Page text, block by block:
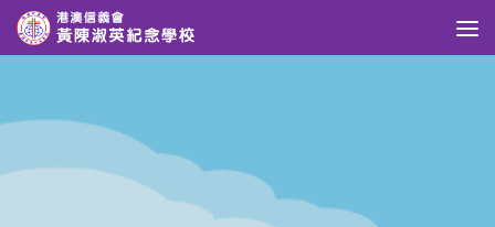
Skip to content